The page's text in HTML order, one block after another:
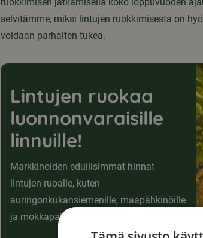
selvitämme, miksi lintujen ruokkimisesta on
voidaan parhaiten tukea.
Lintujen ruokaa
luonnonvaraisille
linnuille!
Markkinoiden edullisimmat hinnat
lintujen ruoalle, kuten
auringonkukansiemenille, maapähkinöille
ja mokkapalloille!